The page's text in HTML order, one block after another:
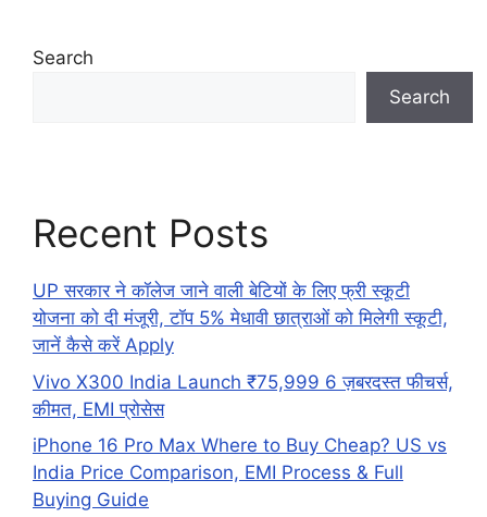
Search
Search
Recent Posts
UP सरकार ने कॉलेज जाने वाली बेटियों के लिए फ्री स्कूटी
योजना को दी मंजूरी, टॉप 5% मेधावी छात्राओं को मिलेगी स्कूटी,
जानें कैसे करें Apply
Vivo X300 India Launch ₹75,999 6 ज़बरदस्त फीचर्स,
कीमत, EMI प्रोसेस
iPhone 16 Pro Max Where to Buy Cheap? US vs
India Price Comparison, EMI Process & Full
Buying Guide